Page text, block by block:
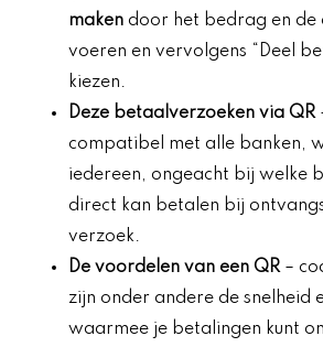
maken door het bedrag en de
voeren en vervolgens “Deel
kiezen.
Deze betaalverzoeken via QR
compatibel met alle banken,
iedereen, ongeacht bij welke
direct kan betalen bij
verzoek.
De voordelen van een QR–
zijn onder andere de snelheid
waarmee je betalingen kunt